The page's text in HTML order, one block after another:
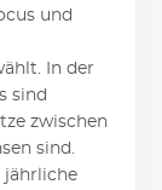
und
In der
sind
zwischen
sind.
jährliche